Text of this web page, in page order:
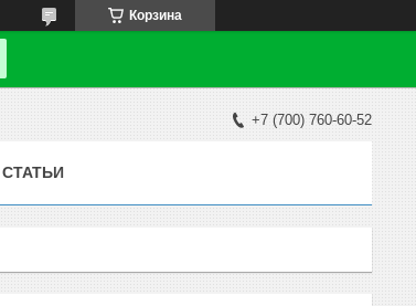
Корзина
+7 (700) 760-60-52
СТАТЬИ